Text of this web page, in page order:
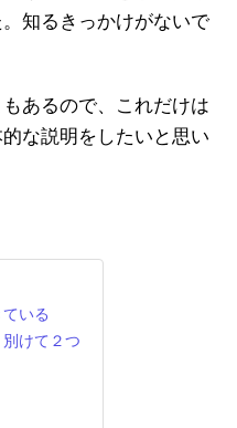
知るきっかけがないで
あるので、これだけは
な説明をしたいと思い
いる
けて２つ